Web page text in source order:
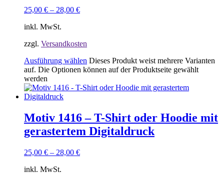
25,00 € – 28,00 €
inkl. MwSt.
zzgl. Versandkosten
Ausführung wählen Dieses Produkt weist mehrere Varianten
auf. Die Optionen können auf der Produktseite gewählt
werden
Motiv 1416 – T-Shirt oder Hoodie mit
gerastertem Digitaldruck
25,00 € – 28,00 €
inkl. MwSt.